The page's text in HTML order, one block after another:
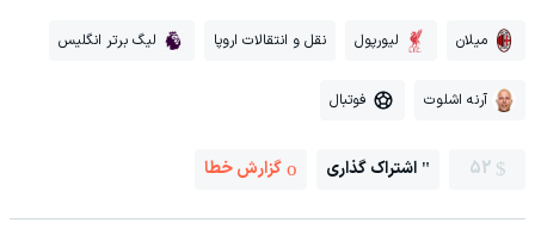
میلان لیورپول نقل و انتقالات اروپا لیگ برتر انگلیس
آرنه اشلوت فوتبال
52 اشتراک گذاری گزارش خطا